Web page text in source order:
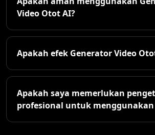
Video Otot AI?
Apakah efek Generator Video
Apakah saya memerlukan
profesional untuk